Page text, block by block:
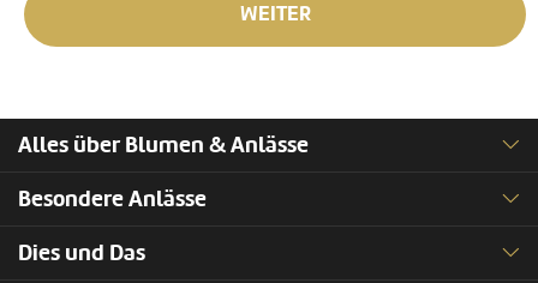
WEITER
Alles über Blumen & Anlässe
Besondere Anlässe
Dies und Das